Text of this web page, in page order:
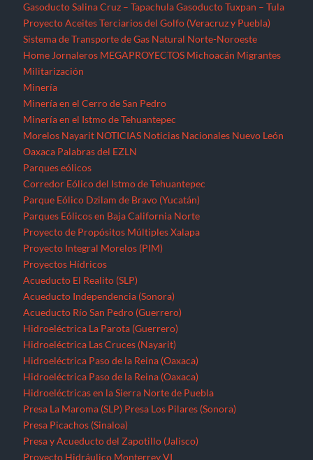
Gasoducto Salina Cruz – Tapachula Gasoducto Tuxpan – Tula
Proyecto Aceites Terciarios del Golfo (Veracruz y Puebla)
Sistema de Transporte de Gas Natural Norte-Noroeste
Home Jornaleros MEGAPROYECTOS Michoacán Migrantes
Militarización
Minería
Minería en el Cerro de San Pedro
Minería en el Istmo de Tehuantepec
Morelos Nayarit NOTICIAS Noticias Nacionales Nuevo León
Oaxaca Palabras del EZLN
Parques eólicos
Corredor Eólico del Istmo de Tehuantepec
Parque Eólico Dzilam de Bravo (Yucatán)
Parques Eólicos en Baja California Norte
Proyecto de Propósitos Múltiples Xalapa
Proyecto Integral Morelos (PIM)
Proyectos Hídricos
Acueducto El Realito (SLP)
Acueducto Independencia (Sonora)
Acueducto Río San Pedro (Guerrero)
Hidroeléctrica La Parota (Guerrero)
Hidroeléctrica Las Cruces (Nayarit)
Hidroeléctrica Paso de la Reina (Oaxaca)
Hidroeléctrica Paso de la Reina (Oaxaca)
Hidroeléctricas en la Sierra Norte de Puebla
Presa La Maroma (SLP) Presa Los Pilares (Sonora)
Presa Picachos (Sinaloa)
Presa y Acueducto del Zapotillo (Jalisco)
Proyecto Hidráulico Monterrey VI